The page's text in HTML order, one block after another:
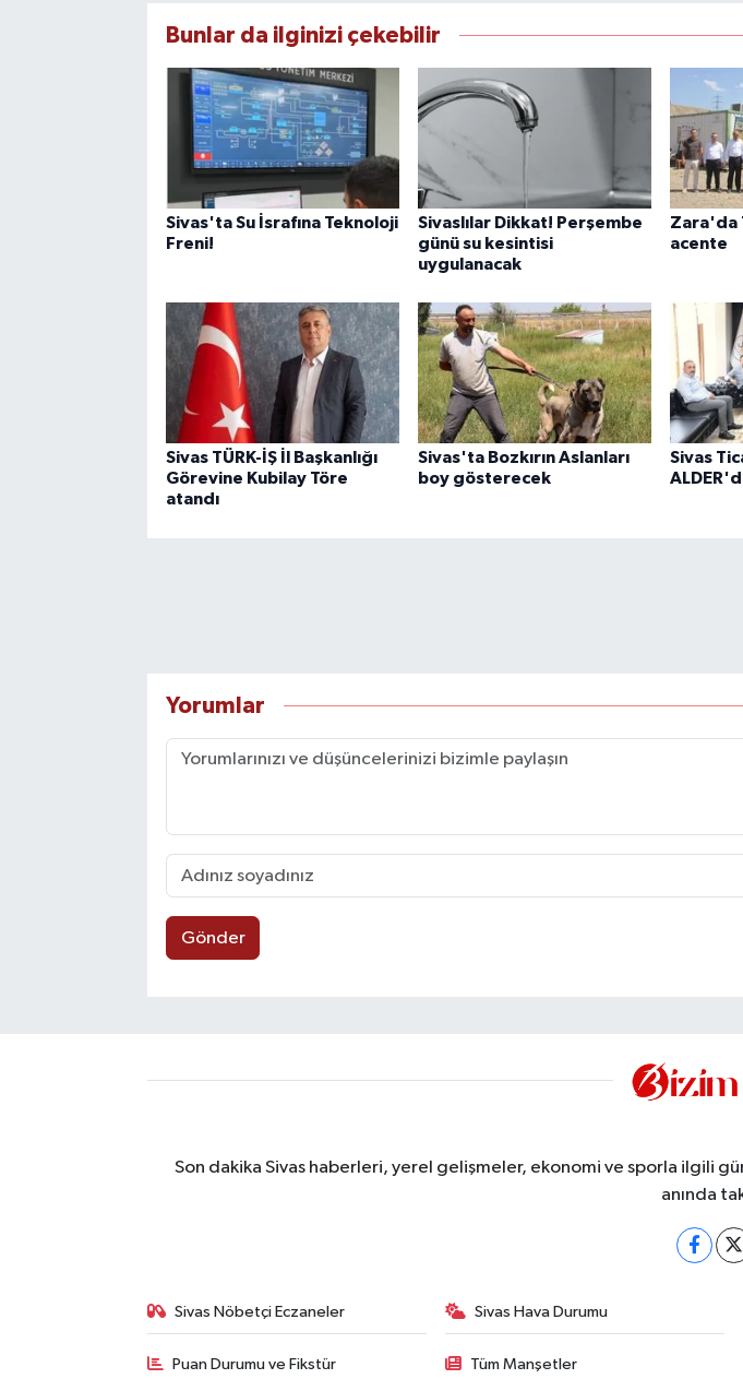
Bunlar da ilginizi çekebilir
Sivas'ta Su İsrafına Teknoloji
Freni!
Sivaslılar Dikkat! Perşembe
günü su kesintisi
uygulanacak
Zara'da
acente
Sivas TÜRK-İŞ İl Başkanlığı
Görevine Kubilay Töre
atandı
Sivas'ta Bozkırın Aslanları
boy gösterecek
Sivas
Yorumlar
Gönder
Son dakika Sivas haberleri, yerel gelişmeler, ekonomi ve sporla ilgili
anında
Sivas Nöbetçi Eczaneler Sivas Hava Durumu
Puan Durumu ve Fikstür Tüm Manşetler